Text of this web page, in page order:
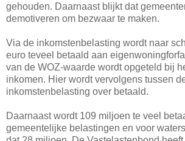
gehouden. Daarnaast blijkt dat
demotiveren om bezwaar te maken.
Via de inkomstenbelasting wordt naar
euro teveel betaald aan
van de WOZ-waarde wordt opgeteld bij
inkomen. Hier wordt vervolgens tussen
inkomstenbelasting over betaald.
Daarnaast wordt 109 miljoen te veel
gemeentelijke belastingen en voor